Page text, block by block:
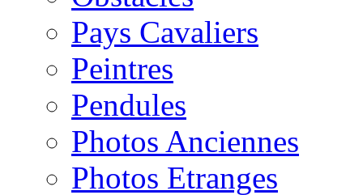
Pays Cavaliers
Peintres
Pendules
Photos Anciennes
Photos Etranges